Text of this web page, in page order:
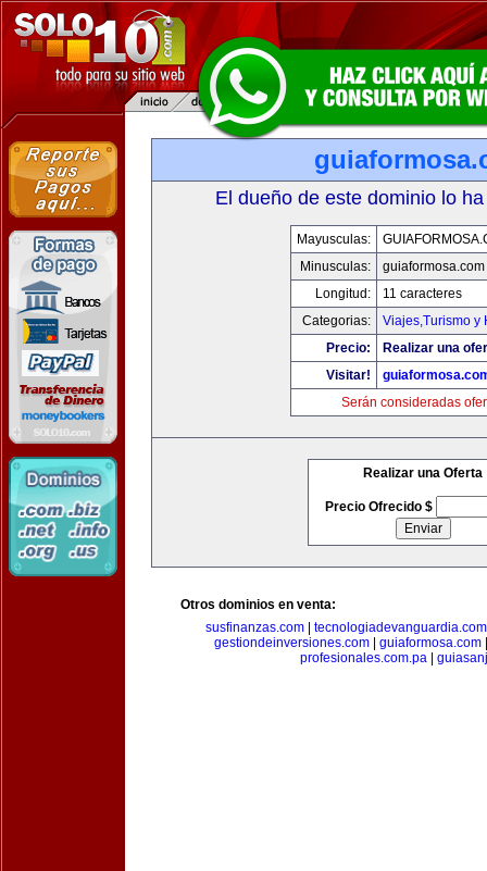
El dueño de este dominio lo
Mayusculas:
Minusculas:
guiaformosa.com
Longitud:
11 caracteres
Categorias:
Viajes,Turismo y
Precio:
Realizar una
Visitar!
Serán consideradas
Realizar una Oferta
Precio Ofrecido $
Otros dominios en venta:
susfinanzas.com| tecnologiadevanguardia.com
gestiondeinversiones.com| guiaformosa.com
profesionales.com.pa